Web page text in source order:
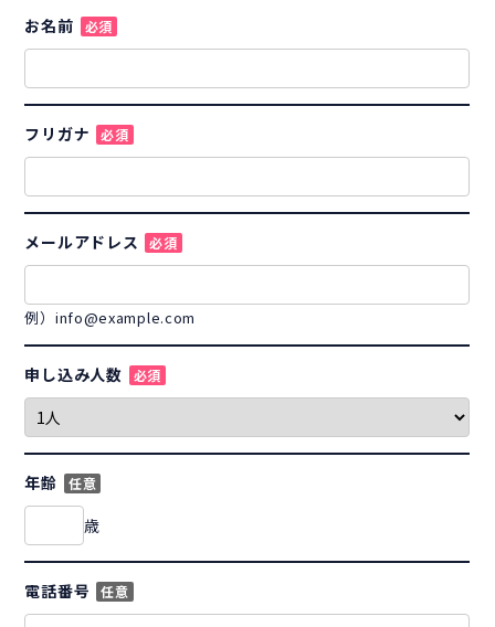
お名前 必須
フリガナ 必須
メールアドレス 必須
例）info@example.com
申し込み人数 必須
年齢 任意
歳
電話番号 任意